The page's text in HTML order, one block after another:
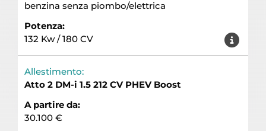
benzina senza piombo/elettrica
Potenza:
132 Kw / 180 CV
Allestimento:
Atto 2 DM-i 1.5 212 CV PHEV Boost
A partire da:
30.100 €